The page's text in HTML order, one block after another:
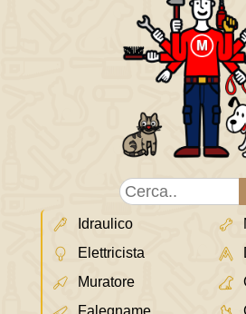
Idraulico
Elettricista
Muratore